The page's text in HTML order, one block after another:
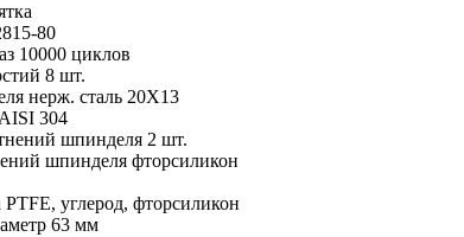
80
10000 циклов
8 шт.
нерж. сталь 20X13
304
шпинделя 2 шт.
шпинделя фторсиликон
PTFE, углерод, фторсиликон
63 мм